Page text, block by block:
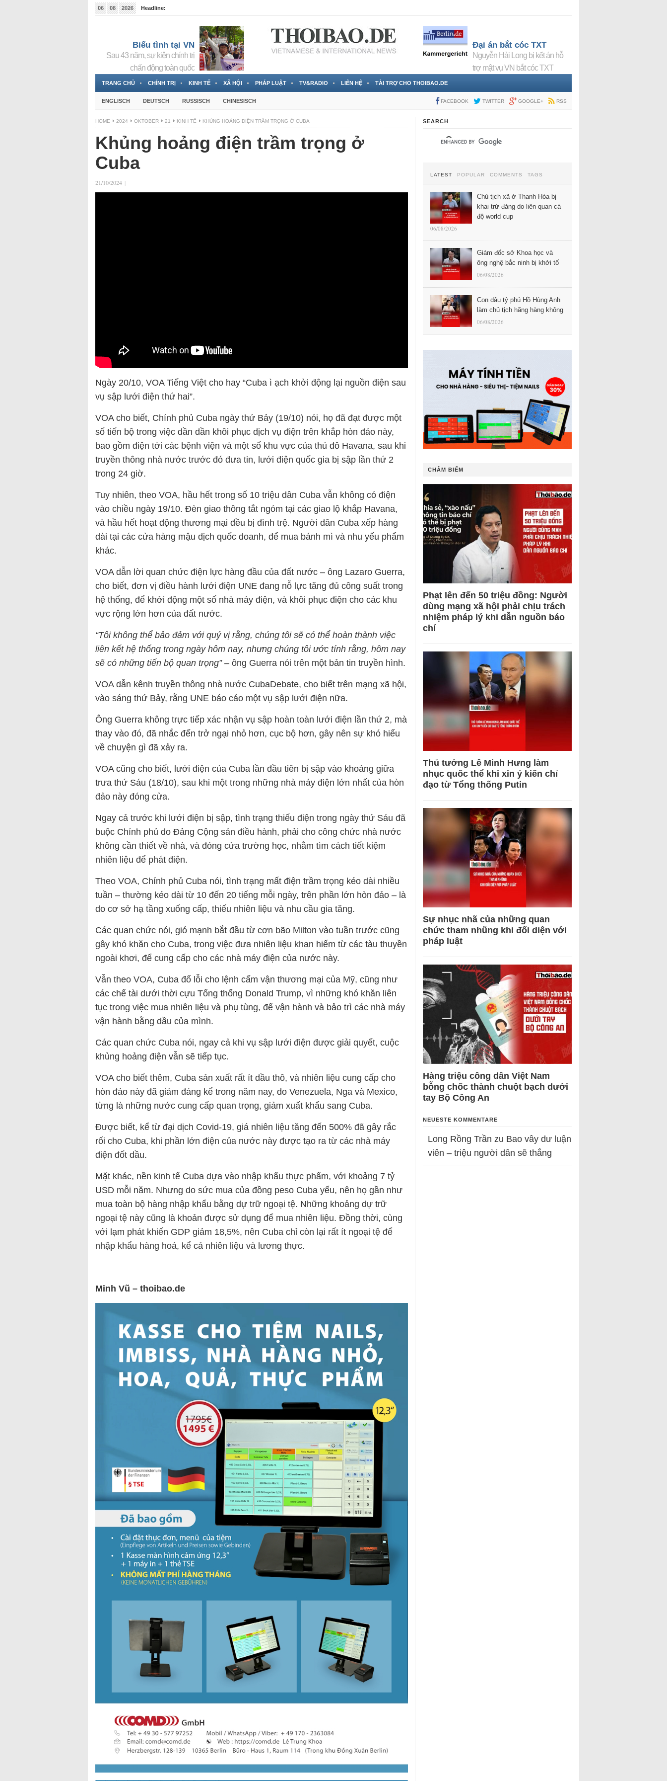
06 08 2026
Headline:
Biểu tình tại VN
Sau 43 năm, sự kiện chính trị
chấn động toàn quốc
Đại án bắt cóc TXT
Nguyễn Hải Long bị kết án hỗ
trợ mật vụ VN bắt cóc TXT
TRANG CHỦ CHÍNH TRỊ KINH TẾ XÃ HỘI PHÁP LUẬT TV&RADIO LIÊN HỆ TÀI TRỢ CHO THOIBAO.DE
ENGLISCH DEUTSCH RUSSISCH CHINESISCH FACEBOOK TWITTER GOOGLE+ RSS
HOME 2024 OKTOBER 21 KINH TẾ KHỦNG HOẢNG ĐIỆN TRẦM TRỌNG Ở CUBA
Khủng hoảng điện trầm trọng ở
Cuba
21/10/2024 |
Ngày 20/10, VOA Tiếng Việt cho hay “Cuba ì ạch khởi động lại nguồn điện sau
vụ sập lưới điện thứ hai”.
VOA cho biết, Chính phủ Cuba ngày thứ Bảy (19/10) nói, họ đã đạt được một
số tiến bộ trong việc dần dần khôi phục dịch vụ điện trên khắp hòn đảo này,
bao gồm điện tới các bệnh viện và một số khu vực của thủ đô Havana, sau khi
truyền thông nhà nước trước đó đưa tin, lưới điện quốc gia bị sập lần thứ 2
trong 24 giờ.
Tuy nhiên, theo VOA, hầu hết trong số 10 triệu dân Cuba vẫn không có điện
vào chiều ngày 19/10. Đèn giao thông tắt ngóm tại các giao lộ khắp Havana,
và hầu hết hoạt động thương mại đều bị đình trệ. Người dân Cuba xếp hàng
dài tại các cửa hàng mậu dịch quốc doanh, để mua bánh mì và nhu yếu phẩm
khác.
VOA dẫn lời quan chức điện lực hàng đầu của đất nước – ông Lazaro Guerra,
cho biết, đơn vị điều hành lưới điện UNE đang nỗ lực tăng đủ công suất trong
hệ thống, để khởi động một số nhà máy điện, và khôi phục điện cho các khu
vực rộng lớn hơn của đất nước.
“Tôi không thể bảo đảm với quý vị rằng, chúng tôi sẽ có thể hoàn thành việc
liên kết hệ thống trong ngày hôm nay, nhưng chúng tôi ước tính rằng, hôm nay
sẽ có những tiến bộ quan trọng” – ông Guerra nói trên một bản tin truyền hình.
VOA dẫn kênh truyền thông nhà nước CubaDebate, cho biết trên mạng xã hội,
vào sáng thứ Bảy, rằng UNE báo cáo một vụ sập lưới điện nữa.
Ông Guerra không trực tiếp xác nhận vụ sập hoàn toàn lưới điện lần thứ 2, mà
thay vào đó, đã nhắc đến trở ngại nhỏ hơn, cục bộ hơn, gây nên sự khó hiểu
về chuyện gì đã xảy ra.
VOA cũng cho biết, lưới điện của Cuba lần đầu tiên bị sập vào khoảng giữa
trưa thứ Sáu (18/10), sau khi một trong những nhà máy điện lớn nhất của hòn
đảo này đóng cửa.
Ngay cả trước khi lưới điện bị sập, tình trạng thiếu điện trong ngày thứ Sáu đã
buộc Chính phủ do Đảng Cộng sản điều hành, phải cho công chức nhà nước
không cần thiết về nhà, và đóng cửa trường học, nhằm tìm cách tiết kiệm
nhiên liệu để phát điện.
Theo VOA, Chính phủ Cuba nói, tình trạng mất điện trầm trọng kéo dài nhiều
tuần – thường kéo dài từ 10 đến 20 tiếng mỗi ngày, trên phần lớn hòn đảo – là
do cơ sở hạ tầng xuống cấp, thiếu nhiên liệu và nhu cầu gia tăng.
Các quan chức nói, gió mạnh bắt đầu từ cơn bão Milton vào tuần trước cũng
gây khó khăn cho Cuba, trong việc đưa nhiên liệu khan hiếm từ các tàu thuyền
ngoài khơi, để cung cấp cho các nhà máy điện của nước này.
Vẫn theo VOA, Cuba đổ lỗi cho lệnh cấm vận thương mại của Mỹ, cũng như
các chế tài dưới thời cựu Tổng thống Donald Trump, vì những khó khăn liên
tục trong việc mua nhiên liệu và phụ tùng, để vận hành và bảo trì các nhà máy
vận hành bằng dầu của mình.
Các quan chức Cuba nói, ngay cả khi vụ sập lưới điện được giải quyết, cuộc
khủng hoảng điện vẫn sẽ tiếp tục.
VOA cho biết thêm, Cuba sản xuất rất ít dầu thô, và nhiên liệu cung cấp cho
hòn đảo này đã giảm đáng kể trong năm nay, do Venezuela, Nga và Mexico,
từng là những nước cung cấp quan trọng, giảm xuất khẩu sang Cuba.
Được biết, kể từ đại dịch Covid-19, giá nhiên liệu tăng đến 500% đã gây rắc
rối cho Cuba, khi phần lớn điện của nước này được tạo ra từ các nhà máy
điện đốt dầu.
Mặt khác, nền kinh tế Cuba dựa vào nhập khẩu thực phẩm, với khoảng 7 tỷ
USD mỗi năm. Nhưng do sức mua của đồng peso Cuba yếu, nên họ gần như
mua toàn bộ hàng nhập khẩu bằng dự trữ ngoại tệ. Những khoảng dự trữ
ngoại tệ này cũng là khoản được sử dụng để mua nhiên liệu. Đồng thời, cùng
với lạm phát khiến GDP giảm 18,5%, nên Cuba chỉ còn lại rất ít ngoại tệ để
nhập khẩu hàng hoá, kể cả nhiên liệu và lương thực.
Minh Vũ – thoibao.de
SEARCH
LATEST POPULAR COMMENTS TAGS
Chủ tịch xã ở Thanh Hóa bị
khai trừ đảng do liên quan cá
độ world cup
06/08/2026
Giám đốc sở Khoa học và
ông nghệ bắc ninh bị khởi tố
06/08/2026
Con dâu tỷ phú Hồ Hùng Anh
làm chủ tịch hãng hàng không
06/08/2026
CHÂM BIẾM
Phạt lên đến 50 triệu đồng: Người
dùng mạng xã hội phải chịu trách
nhiệm pháp lý khi dẫn nguồn báo
chí
Thủ tướng Lê Minh Hưng làm
nhục quốc thể khi xin ý kiến chỉ
đạo từ Tổng thống Putin
Sự nhục nhã của những quan
chức tham nhũng khi đối diện với
pháp luật
Hàng triệu công dân Việt Nam
bỗng chốc thành chuột bạch dưới
tay Bộ Công An
NEUESTE KOMMENTARE
Long Rồng Trần zu Bao vây dư luận
viên – triệu người dân sẽ thắng